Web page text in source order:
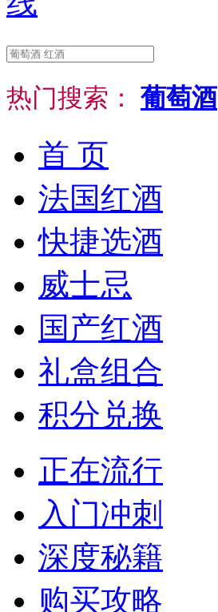
热门搜索： 葡萄酒
首 页
法国红酒
快捷选酒
威士忌
国产红酒
礼盒组合
积分兑换
正在流行
入门冲刺
深度秘籍
购买攻略